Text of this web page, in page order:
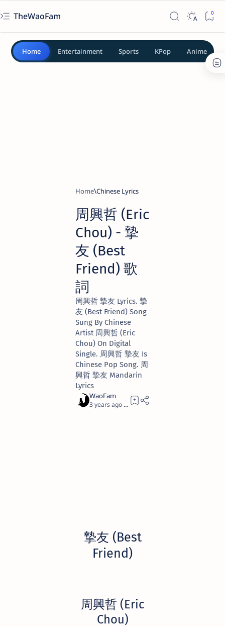
TheWaoFam
Home Entertainment Sports KPop Anime
Home Chinese Lyrics
周興哲 (Eric
Chou) - 摯
友 (Best
Friend) 歌
詞
周興哲 摯友 Lyrics. 摯
友 (Best Friend) Song
Sung By Chinese
Artist 周興哲 (Eric
Chou) On Digital
Single. 周興哲 摯友 Is
Chinese Pop Song. 周
興哲 摯友 Mandarin
Lyrics
3 years ago 1
摯友 (Best
Friend)
周興哲 (Eric
Chou)